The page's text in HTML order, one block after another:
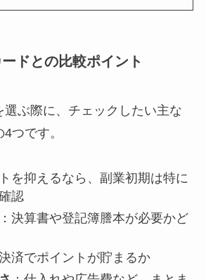
ドとの比較ポイント
選ぶ際に、チェックしたい主な
つです。
を抑えるなら、副業初期は特に
認
決算書や登記簿謄本が必要かど
済でポイントが貯まるか